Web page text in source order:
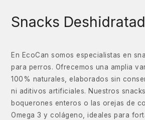
Snacks
En EcoCan somos especialistas en
para perros. Ofrecemos una amplia
100% naturales, elaborados sin
ni aditivos artificiales. Nuestros
boquerones enteros o las orejas de
Omega 3 y colágeno, ideales para